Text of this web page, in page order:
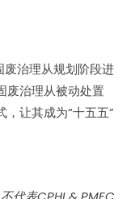
废治理从规划阶段进
废治理从被动处置
让其成为“十五五”